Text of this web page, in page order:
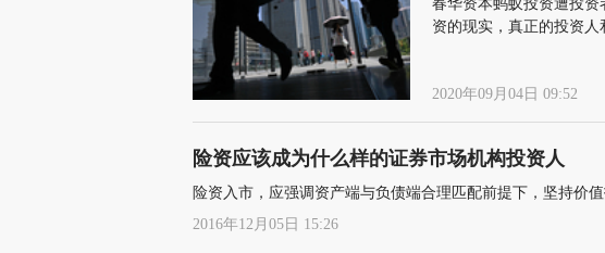
春华资本蚂蚁投资遭投
资的现实，真正的投资
2020年09月04日 09:52
险资应该成为什么样的证券市场机构投资人
险资入市，应强调资产端与负债端合理匹配前提下，坚持价
2016年12月05日 15:26